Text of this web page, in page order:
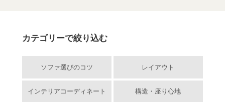
カテゴリーで絞り込む
ソファ選びのコツ レイアウト
インテリアコーディネート 構造・座り心地